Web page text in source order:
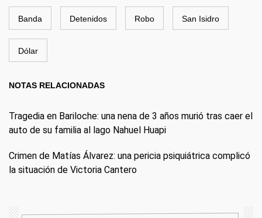
Banda Detenidos Robo San Isidro
Dólar
NOTAS RELACIONADAS
Tragedia en Bariloche: una nena de 3 años murió tras caer el
auto de su familia al lago Nahuel Huapi
Crimen de Matías Álvarez: una pericia psiquiátrica complicó
la situación de Victoria Cantero